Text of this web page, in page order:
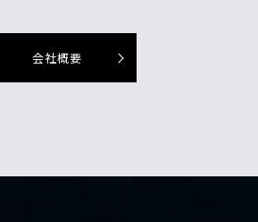
会社概要